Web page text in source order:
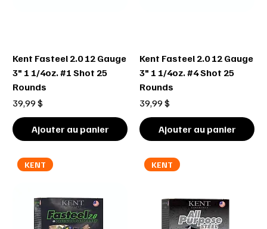
Kent Fasteel 2.0 12 Gauge
3" 1 1/4oz. #1 Shot 25
Rounds
Prix
39,99 $
Ajouter au panier
Kent Fasteel 2.0 12 Gauge
3" 1 1/4oz. #4 Shot 25
Rounds
Prix
39,99 $
Ajouter au panier
KENT KENT